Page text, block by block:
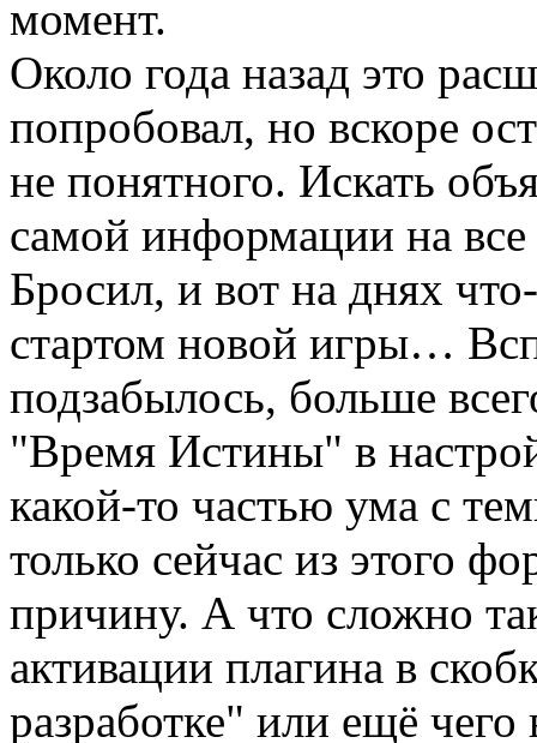
момент.
Около года назад это
попробовал, но вскоре
не понятного. Искать
самой информации на все
Бросил, и вот на днях
стартом новой игры…
подзабылось, больше
"Время Истины" в
какой-то частью ума с
только сейчас из этого
причину. А что сложно
активации плагина в
разработке" или ещё